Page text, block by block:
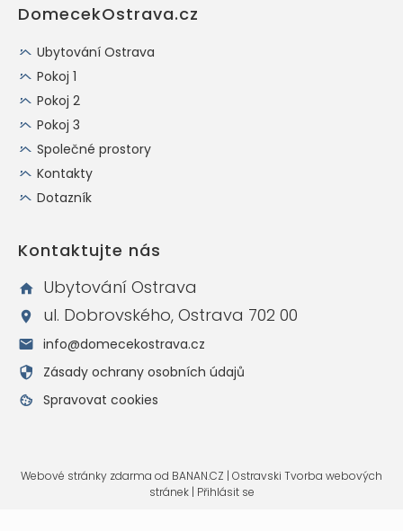
DomecekOstrava.cz
Ubytování Ostrava
Pokoj 1
Pokoj 2
Pokoj 3
Společné prostory
Kontakty
Dotazník
Kontaktujte nás
Ubytování Ostrava
ul. Dobrovského, Ostrava 702 00
info@domecekostrava.cz
Zásady ochrany osobních údajů
Spravovat cookies
Webové stránky zdarma od BANAN.CZ | Ostravski Tvorba webových
stránek | Přihlásit se